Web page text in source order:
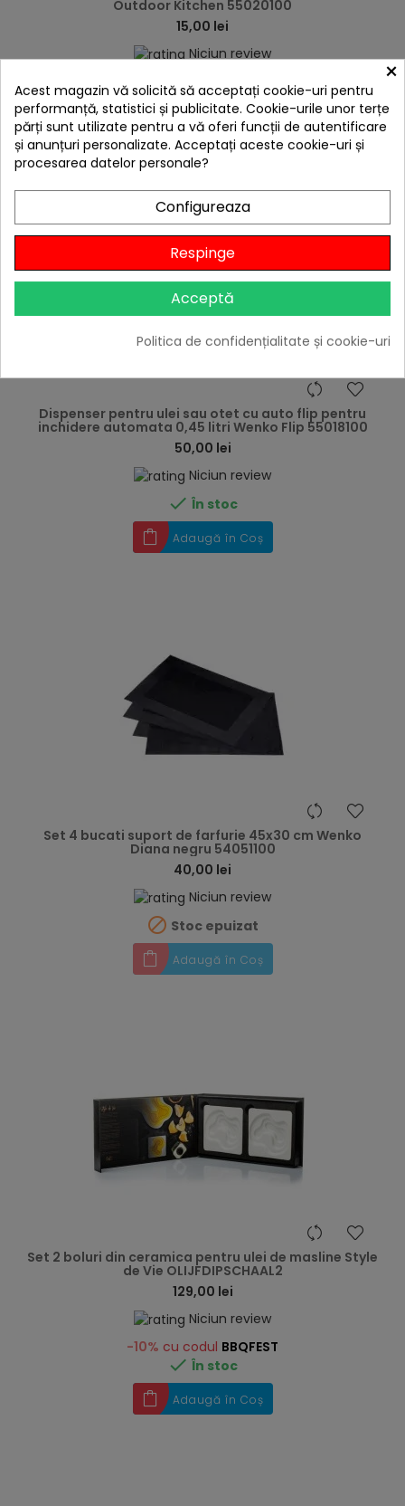
Outdoor Kitchen 55020100
15,00 lei
Niciun review
 Stoc epuizat
Adaugă în Coș
Dispenser pentru ulei sau otet cu auto flip pentru
inchidere automata 0,45 litri Wenko Flip 55018100
50,00 lei
Niciun review
 În stoc
Adaugă în Coș
Set 4 bucati suport de farfurie 45x30 cm Wenko
Diana negru 54051100
40,00 lei
Niciun review
 Stoc epuizat
Adaugă în Coș
Set 2 boluri din ceramica pentru ulei de masline Style
de Vie OLIJFDIPSCHAAL2
129,00 lei
Niciun review
-10% cu codul BBQFEST
 În stoc
Adaugă în Coș
×
Acest magazin vă solicită să acceptați cookie-uri pentru
performanță, statistici și publicitate. Cookie-urile unor terțe
părți sunt utilizate pentru a vă oferi funcții de autentificare
și anunțuri personalizate. Acceptați aceste cookie-uri și
procesarea datelor personale?
Configureaza
Respinge
Acceptă
Politica de confidențialitate și cookie-uri